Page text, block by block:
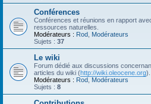
Conférences
Conférences et réunions en rapport
ressources naturelles.
Modérateurs : Rod Modérateurs
Sujets : 37
Le wiki
Forum dédié aux discussions
articles du wiki (http://wiki.oleocene.org).
Modérateurs : Rod Modérateurs
Sujets : 8